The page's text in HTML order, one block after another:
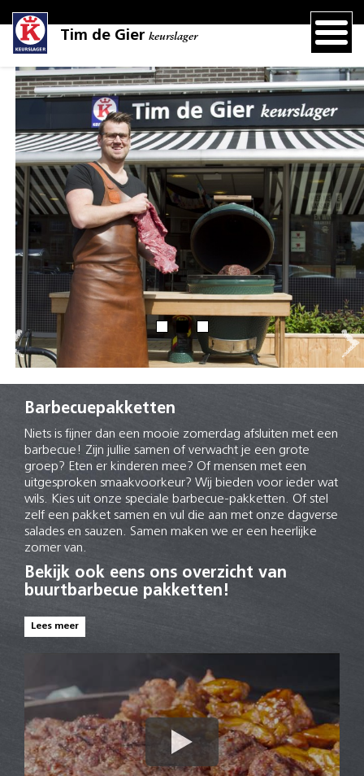
Tim de Gier keurslager
Barbecuepakketten
Niets is fijner dan een mooie zomerdag afsluiten met een
barbecue! Zijn jullie samen of verwacht je een grote
groep? Eten er kinderen mee? Of mensen met een
uitgesproken smaakvoorkeur? Wij bieden voor ieder wat
wils. Kies uit onze speciale barbecue-pakketten. Of stel
zelf een pakket samen en vul die aan met onze dagverse
salades en sauzen. Samen maken we er een heerlijke
zomer van.
Bekijk ook eens ons overzicht van
buurtbarbecue pakketten!
Lees meer